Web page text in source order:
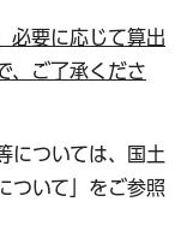
必要に応じて算出
、ご了承くださ
については、国土
ついて」をご参照